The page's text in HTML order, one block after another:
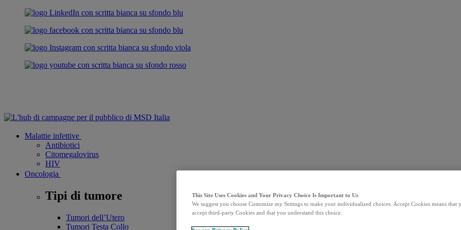
Malattie infettive
Antibiotici
Citomegalovirus
HIV
Oncologia
Tipi di tumore
Tumori dell’Utero
Tumori Testa Collo
This Site Uses Cookies and Your Privacy Choice Is Important to Us
We suggest you choose Customize my Settings to make your individualized choices. Accept Cookies means that
accept third-party Cookies and that you understand this choice.